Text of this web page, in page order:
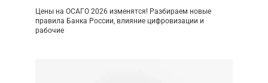
Цены на ОСАГО 2026 изменятся! Разбираем новые
правила Банка России, влияние цифровизации и
рабочие